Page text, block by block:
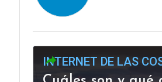
INTERNET DE LAS